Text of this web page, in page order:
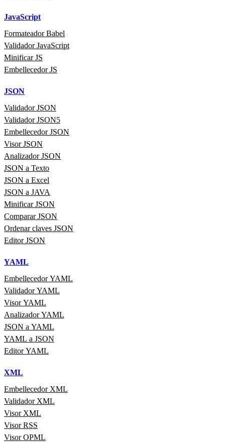
JavaScript
Formateador Babel
Validador JavaScript
Minificar JS
Embellecedor JS
JSON
Validador JSON
Validador JSON5
Embellecedor JSON
Visor JSON
Analizador JSON
JSON a Texto
JSON a Excel
JSON a JAVA
Minificar JSON
Comparar JSON
Ordenar claves JSON
Editor JSON
YAML
Embellecedor YAML
Validador YAML
Visor YAML
Analizador YAML
JSON a YAML
YAML a JSON
Editor YAML
XML
Embellecedor XML
Validador XML
Visor XML
Visor RSS
Visor OPML